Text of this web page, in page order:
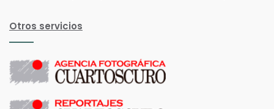
Otros servicios